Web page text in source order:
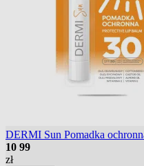
DERMI Sun Pomadka
10 99
zł